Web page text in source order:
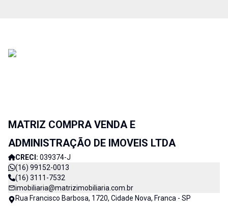
MATRIZ COMPRA VENDA E
ADMINISTRAÇÃO DE IMOVEIS LTDA
CRECI: 039374-J
(16) 99152-0013
(16) 3111-7532
imobiliaria@matrizimobiliaria.com.br
Rua Francisco Barbosa, 1720, Cidade Nova, Franca - SP